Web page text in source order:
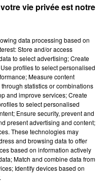
chef-propriétaire du
vie privée est notre
data processing based on
Store and/or access
to select advertising; Create
profiles to select personalised
Measure content
statistics or combinations
and improve services; Create
to select personalised
Ensure security, prevent and
present advertising and content;
These technologies may
and browsing data to offer
based on information actively
Match and combine data from
Identify devices based on